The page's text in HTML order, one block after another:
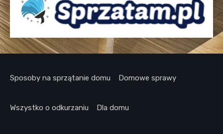
Sposoby na sprzątanie domu Domowe sprawy
Wszystko o odkurzaniu Dla domu